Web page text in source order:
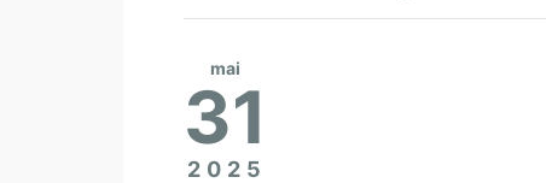
mai
31
2025